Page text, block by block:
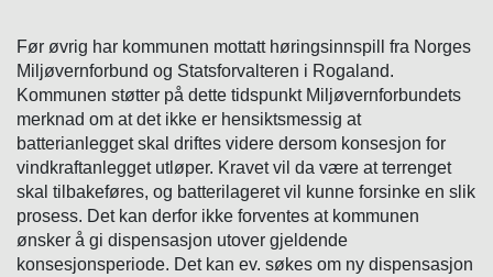
Før øvrig har kommunen mottatt høringsinnspill fra Norges
Miljøvernforbund og Statsforvalteren i Rogaland.
Kommunen støtter på dette tidspunkt Miljøvernforbundets
merknad om at det ikke er hensiktsmessig at
batterianlegget skal driftes videre dersom konsesjon for
vindkraftanlegget utløper. Kravet vil da være at terrenget
skal tilbakeføres, og batterilageret vil kunne forsinke en slik
prosess. Det kan derfor ikke forventes at kommunen
ønsker å gi dispensasjon utover gjeldende
konsesjonsperiode. Det kan ev. søkes om ny dispensasjon